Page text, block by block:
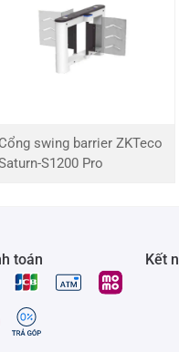
Cổng swing barrier ZKTeco
S1200 Pro
toán Kết